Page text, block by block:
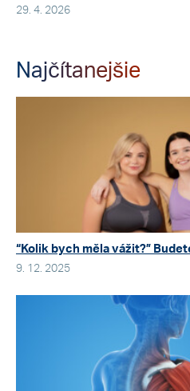
29. 4. 2026
Najčítanejšie
“Kolik bych měla vážit?”
9. 12. 2025